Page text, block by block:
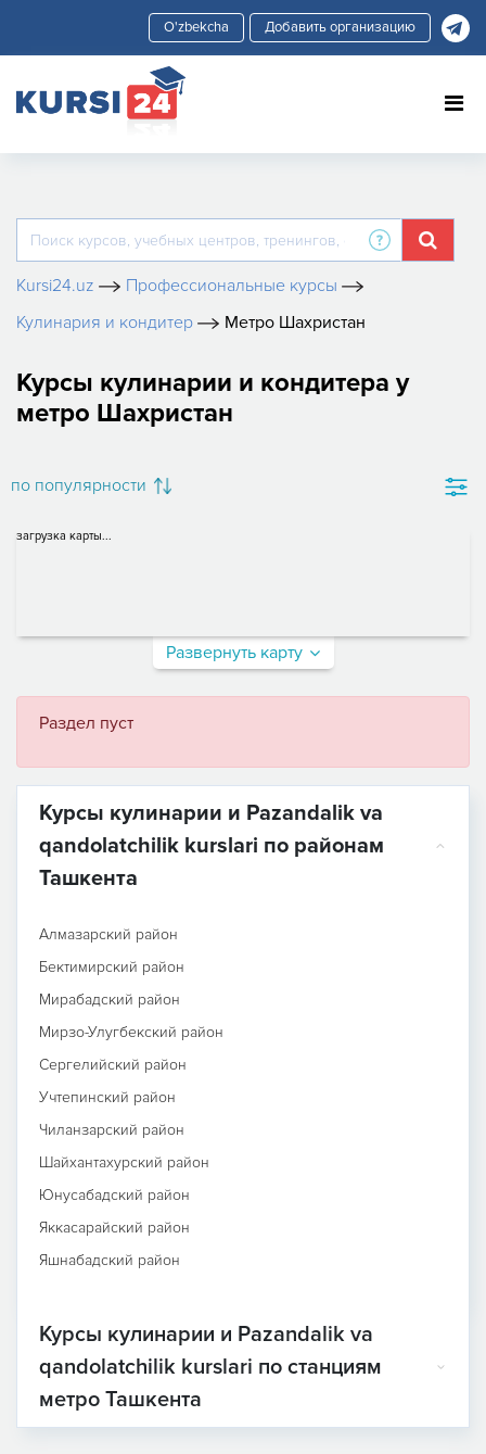
Добавить организацию
Kursi24.uz
Профессиональные курсы
Кулинария и кондитер
Метро Шахристан
Курсы кулинарии и кондитера у
метро Шахристан
по популярности
загрузка карты...
Развернуть карту
Раздел пуст
Курсы кулинарии и Pazandalik va
qandolatchilik kurslari по районам
Ташкента
Алмазарский район
Бектимирский район
Мирабадский район
Мирзо-Улугбекский район
Сергелийский район
Учтепинский район
Чиланзарский район
Шайхантахурский район
Юнусабадский район
Яккасарайский район
Яшнабадский район
Курсы кулинарии и Pazandalik va
qandolatchilik kurslari по станциям
метро Ташкента